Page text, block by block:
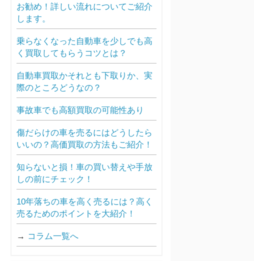
お勧め！詳しい流れについてご紹介
します。
乗らなくなった自動車を少しでも高
く買取してもらうコツとは？
自動車買取かそれとも下取りか、実
際のところどうなの？
事故車でも高額買取の可能性あり
傷だらけの車を売るにはどうしたら
いいの？高価買取の方法もご紹介！
知らないと損！車の買い替えや手放
しの前にチェック！
10年落ちの車を高く売るには？高く
売るためのポイントを大紹介！
→ コラム一覧へ